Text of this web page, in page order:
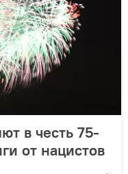
в честь 75-
от нацистов